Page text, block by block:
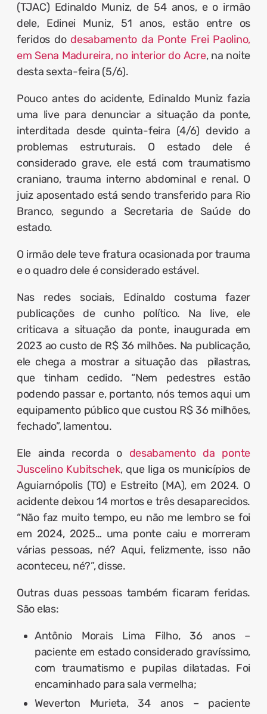
(TJAC) Edinaldo Muniz, de 54 anos, e o irmão
dele, Edinei Muniz, 51 anos, estão entre os
feridos dodesabamento da Ponte Frei Paolino,
em Sena Madureira, no interior do Acre, na noite
desta sexta-feira (5/6).
Pouco antes do acidente, Edinaldo Muniz fazia
uma live para denunciar a situação da ponte,
interditada desde quinta-feira (4/6) devido a
problemas estruturais. O estado dele é
considerado grave, ele está com traumatismo
craniano, trauma interno abdominal e renal. O
juiz aposentado está sendo transferido para Rio
Branco, segundo a Secretaria de Saúde do
estado.
O irmão dele teve fratura ocasionada por trauma
e o quadro dele é considerado estável.
Nas redes sociais, Edinaldo costuma fazer
publicações de cunho político. Na live, ele
criticava a situação da ponte, inaugurada em
2023 ao custo de R$ 36 milhões. Na publicação,
ele chega a mostrar a situação das pilastras,
que tinham cedido. “Nem pedestres estão
podendo passar e, portanto, nós temos aqui um
equipamento público que custou R$ 36 milhões,
fechado”, lamentou.
Ele ainda recorda o desabamento da ponte
Juscelino Kubitschek, que liga os municípios de
Aguiarnópolis (TO) e Estreito (MA), em 2024. O
acidente deixou 14 mortos e três desaparecidos.
“Não faz muito tempo, eu não me lembro se foi
em 2024, 2025… uma ponte caiu e morreram
várias pessoas, né? Aqui, felizmente, isso não
aconteceu, né?”, disse.
Outras duas pessoas também ficaram feridas.
São elas:
Antônio Morais Lima Filho, 36 anos –
paciente em estado considerado gravíssimo,
com traumatismo e pupilas dilatadas. Foi
encaminhado para sala vermelha;
Weverton Murieta, 34 anos – paciente